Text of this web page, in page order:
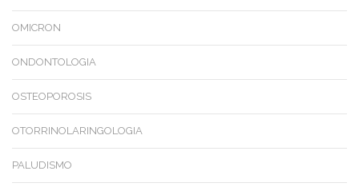
OMICRON
ONDONTOLOGIA
OSTEOPOROSIS
OTORRINOLARINGOLOGIA
PALUDISMO